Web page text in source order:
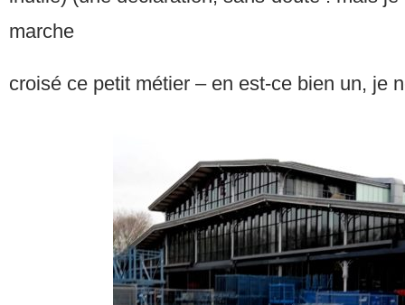
marche
croisé ce petit métier – en est-ce bien un, je